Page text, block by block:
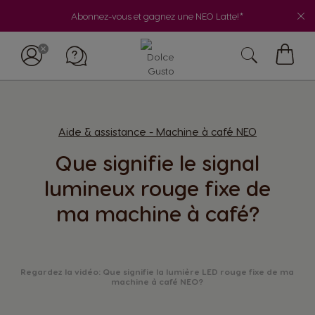
Abonnez-vous et gagnez une NEO Latte!*
Aide & assistance - Machine à café NEO
Que signifie le signal
lumineux rouge fixe de
ma machine à café?
Regardez la vidéo: Que signifie la lumière LED rouge fixe de ma
machine à café NEO?